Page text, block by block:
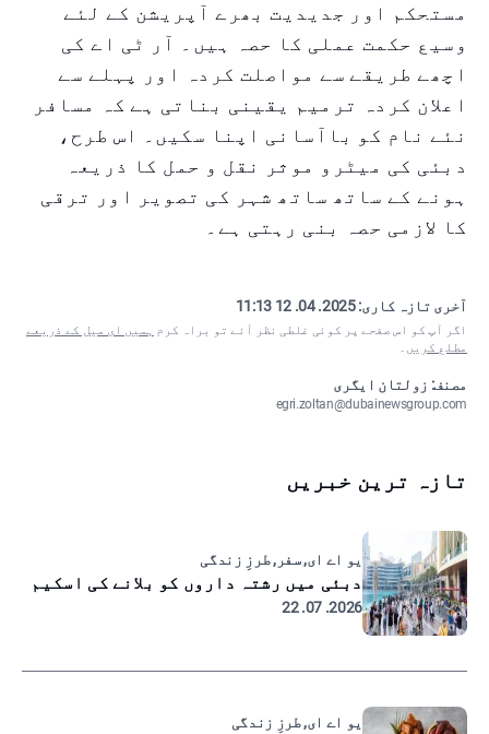
مستحکم اور جدیدیت بھرے آپریشن کے لئے
وسیع حکمت عملی کا حصہ ہیں۔ آر ٹی اے کی
اچھے طریقے سے مواصلت کردہ اور پہلے سے
اعلان کردہ ترمیم یقینی بناتی ہے کہ مسافر
نئے نام کو باآسانی اپنا سکیں۔ اس طرح،
دبئی کی میٹرو موثر نقل و حمل کا ذریعہ
ہونے کے ساتھ ساتھ شہر کی تصویر اور ترقی
کا لازمی حصہ بنی رہتی ہے۔
آخری تازہ کاری:2025. 04. 12 11:13
اگر آپ کو اس صفحے پر کوئی غلطی نظر آئے تو براہ کرم ہمیں ای میل کے ذریعے
مطلع کریں ۔
مصنف: زولتان ایگری
egri.zoltan@dubainewsgroup.com
تازہ ترین خبریں
یو اے ای, سفر, طرزِ زندگی
دبئی میں رشتہ داروں کو بلانے کی اسکیم
2026. 07. 22
یو اے ای, طرزِ زندگی